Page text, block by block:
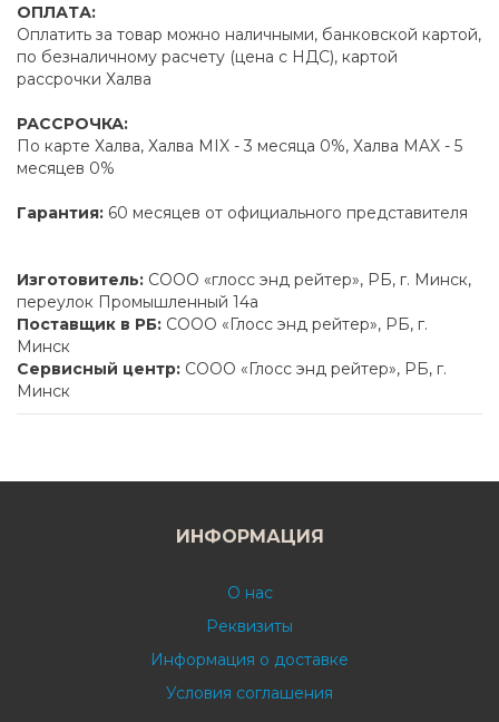
ОПЛАТА:
Оплатить за товар можно наличными, банковской картой,
по безналичному расчету (цена с НДС), картой
рассрочки Халва
РАССРОЧКА:
По карте Халва, Халва MIX - 3 месяца 0%, Халва MAX - 5
месяцев 0%
Гарантия: 60 месяцев от официального представителя
Изготовитель: СООО «глосс энд рейтер», РБ, г. Минск,
переулок Промышленный 14а
Поставщик в РБ: СООО «Глосс энд рейтер», РБ, г.
Минск
Сервисный центр: СООО «Глосс энд рейтер», РБ, г.
Минск
ИНФОРМАЦИЯ
О нас
Реквизиты
Информация о доставке
Условия соглашения